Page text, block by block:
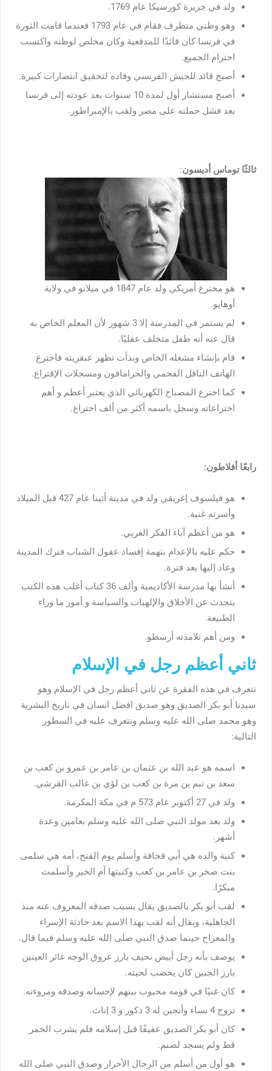
ولد في جزيرة كورسيكا عام 1769.
وهو وطني متطرف فقام في عام 1793 فعندما قامت الثورة
في فرنسا كان قائدًا للمدفعية وكان مخلص لوطنه واكتسب
احترام الجميع.
أصبح قائد للجيش الفرنسي وقاده لتحقيق انتصارات كبيرة.
أصبح مستشار أول لمدة 10 سنوات بعد عودته إلى فرنسا
بعد فشل حملته على مصر ولقب بالإمبراطور.
ثالثًا توماس أديسون:
هو مخترع أمريكي ولد عام 1847 في ميلانو في ولاية
أوهايو.
لم يستمر في المدرسة إلا 3 شهور لأن المعلم الخاص به
قال عنه أنه طفل متخلف عقليًا.
قام بإنشاء مشغله الخاص وبدأت تظهر عبقريته فاخترع
الهاتف الناقل الفحمي والجرامافون ومسجلات الإقتراع.
كما اخترع المصباح الكهربائي الذي يعتبر أعظم و أهم
اختراعاته وسجل باسمه أكثر من ألف اختراع.
رابعًا أفلاطون:
هو فيلسوف إغريقي ولد في مدينة أثينا عام 427 قبل الميلاد
وأسرته غنية.
هو من أعظم آباء الفكر الغربي.
حكم عليه بالإعدام بتهمة إفساد عقول الشباب فترك المدينة
وعاد إليها بعد فترة.
أنشأ بها مدرسة الأكاديمية وألف 36 كتاب أغلب هذه الكتب
يتحدث عن الأخلاق والإلهيات والسياسة و أمور ما وراء
الطبيعة.
ومن أهم تلامذته أرسطو.
ثاني أعظم رجل في الإسلام
نتعرف في هذه الفقرة عن ثاني أعظم رجل في الإسلام وهو
سيدنا أبو بكر الصديق وهو صديق افضل انسان في تاريخ البشرية
وهو محمد صلى الله عليه وسلم ونتعرف عليه في السطور
التالية:
اسمه هو عبد الله بن عثمان بن عامر بن عمرو بن كعب بن
سعد بن تيم بن مرة بن كعب بن لؤي بن غالب القرشي.
ولد في 27 أكتوبر عام 573 م في مكة المكرمة.
ولد بعد مولد النبي صلى الله عليه وسلم بعامين وعدة
أشهر.
كنية والده هي أبي قحافة وأسلم يوم الفتح، أمه هي سلمى
بنت صخر بن عامر بن كعب وكنيتها أم الخير وأسلمت
مبكرًا.
لقب أبو بكر بالصديق يقال بسبب صدقه المعروف عنه منذ
الجاهلية، ويقال أنه لقب بهذا الاسم بعد حادثة الإسراء
والمعراج حينما صدق النبي صلى الله عليه وسلم فيما قال.
يوصف بأنه رجل أبيض نحيف بارز عروق الوجه غائر العينين
بارز الجبين كان يخضب لحيته.
كان غنيًا في قومه محبوب بينهم لإحسانه وصدقه ومروءته.
تزوج 4 نساء وأنجبن له 3 ذكور و 3 إناث.
كان أبو بكر الصديق عفيفًا قبل إسلامه فلم يشرب الخمر
قط ولم يسجد لصنم.
هو أول من أسلم من الرجال الأحرار وصدق النبي صلى الله